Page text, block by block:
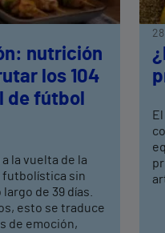
nutrición
los 104
de fútbol
la vuelta de la
futbolística sin
de 39 días.
esto se traduce
de emoción,